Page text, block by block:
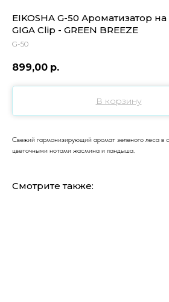
EIKOSHA G-50 Ароматизатор
GIGA Clip - GREEN BREEZE
G-50
899,00 р.
В корзину
Свежий гармонизирующий аромат зеленого леса в
цветочными нотами жасмина и ландыша.
Смотрите также: